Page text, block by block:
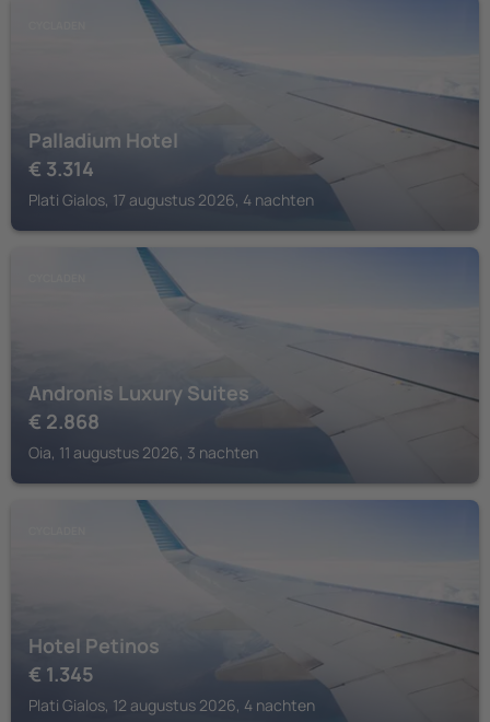
Palladium Hotel
€ 3.314
Plati Gialos, 17 augustus 2026, 4 nachten
Andronis Luxury Suites
€ 2.868
Oia, 11 augustus 2026, 3 nachten
Hotel Petinos
€ 1.345
Plati Gialos, 12 augustus 2026, 4 nachten